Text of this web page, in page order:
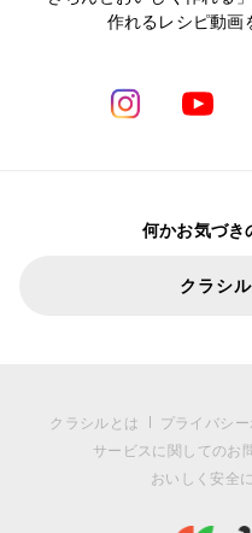
作れるレシピ動画
何かお気づき
クラシ
クラシルとは プライバシ
サービスに関してのお
おいしく安全